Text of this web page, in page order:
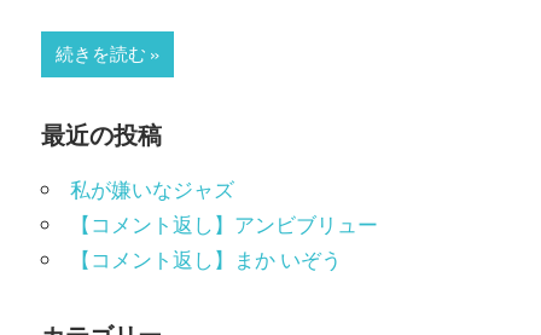
続きを読む
最近の投稿
私が嫌いなジャズ
【コメント返し】アンビブリュー
【コメント返し】まか いぞう